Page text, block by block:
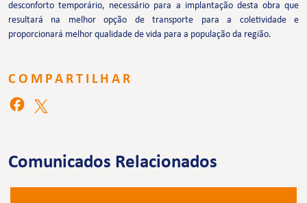
desconforto temporário, necessário para a implantação desta obra que
resultará na melhor opção de transporte para a coletividade e
proporcionará melhor qualidade de vida para a população da região.
COMPARTILHAR
Comunicados Relacionados